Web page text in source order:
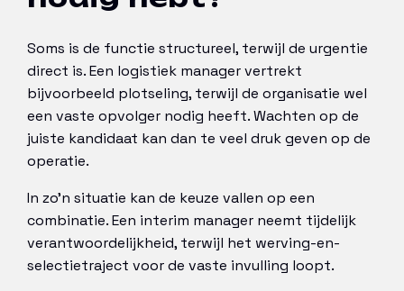
Soms is de functie structureel, terwijl de urgentie
direct is. Een logistiek manager vertrekt
bijvoorbeeld plotseling, terwijl de organisatie wel
een vaste opvolger nodig heeft. Wachten op de
juiste kandidaat kan dan te veel druk geven op de
operatie.
In zo’n situatie kan de keuze vallen op een
combinatie. Een interim manager neemt tijdelijk
verantwoordelijkheid, terwijl het werving-en-
selectietraject voor de vaste invulling loopt.